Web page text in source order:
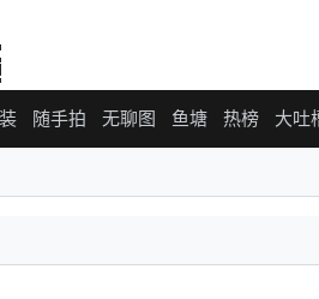
随手拍 无聊图 鱼塘 热榜 大吐